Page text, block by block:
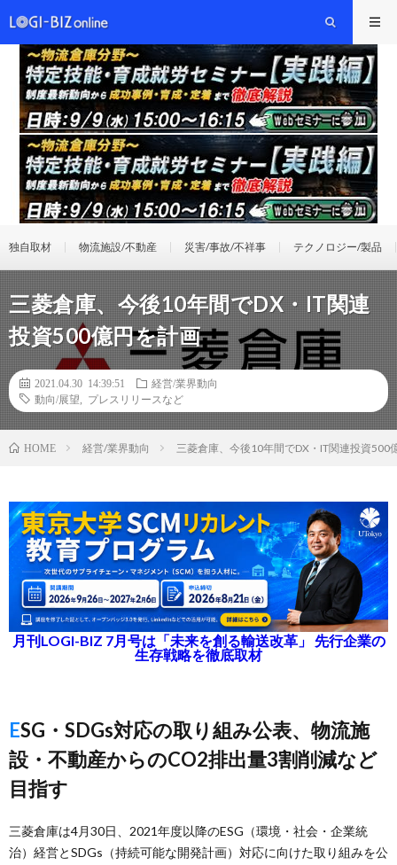
独自取材 物流施設/不動産 災害/事故/不祥事 テクノロジー/製品
三菱倉庫、今後10年間でDX・IT関連
投資500億円を計画
2021.04.30 14:39:51
経営/業界動向
動向/展望
プレスリリースなど
HOME 経営/業界動向 三菱倉庫、今後10年間でDX・IT関連投資500
月刊LOGI-BIZ 7月号は「未来を創る輸送改革」 先行企業の
生存戦略を徹底取材
ESG・SDGs対応の取り組み公表、物流施
設・不動産からのCO2排出量3割削減など
目指す
三菱倉庫は4月30日、2021年度以降のESG（環境・社会・企業統
治）経営とSDGs（持続可能な開発計画）対応に向けた取り組みを公